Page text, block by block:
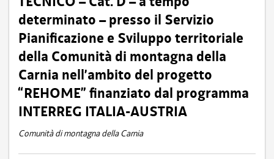
determinato – presso il Servizio
Pianificazione e Sviluppo territoriale
della Comunità di montagna della
Carnia nell’ambito del progetto
“REHOME” finanziato dal programma
INTERREG ITALIA-AUSTRIA
Comunità di montagna della Carnia